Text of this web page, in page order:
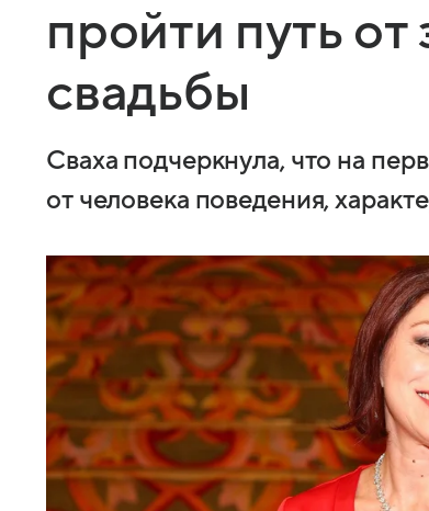
пройти путь от
свадьбы
Сваха подчеркнула, что на
от человека поведения,